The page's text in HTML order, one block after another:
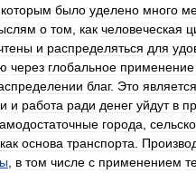
которым было уделено много
о том, как человеческая
и распределяться для
через глобальное применение
благ. Это является
и работа ради денег уйдут в
города,
как основа транспорта.
, в том числе с применением